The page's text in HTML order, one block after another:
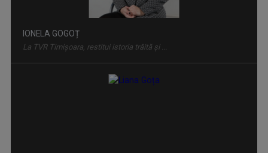
IONELA GOGOȚ
La TVR Timișoara, restitui istoria trăită și ...